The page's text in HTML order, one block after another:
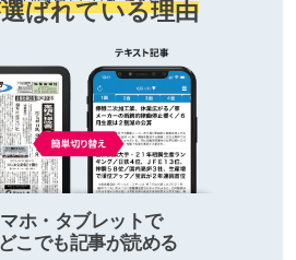
ばれている理由
ホ・タブレットで
こでも記事が読める